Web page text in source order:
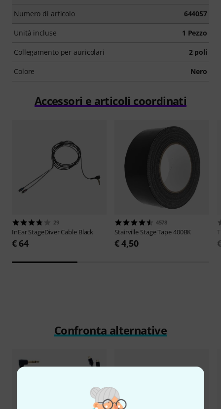
Numero di articolo 644057
Unità incluse 1 Pezzo
Collegamento per auricolari 2 poli
Colore Nero
Accessori e articoli coordinati
29
InEarStageDiver Cable Black
€ 64
4578
Stairville Stage Tape 400BK
€ 4,50
Confronta alternative